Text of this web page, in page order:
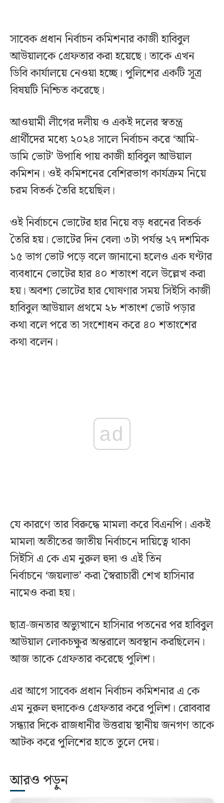
সাবেক প্রধান নির্বাচন কমিশনার কাজী হাবিবুল
আউয়ালকে গ্রেফতার করা হয়েছে। তাকে এখন
ডিবি কার্যালয়ে নেওয়া হচ্ছে। পুলিশের একটি সূত্র
বিষয়টি নিশ্চিত করেছে।
আওয়ামী লীগের দলীয় ও একই দলের স্বতন্ত্র
প্রার্থীদের মধ্যে ২০২৪ সালে নির্বাচন করে ‘আমি-
ডামি ভোট’ উপাধি পায় কাজী হাবিবুল আউয়াল
কমিশন। ওই কমিশনের বেশিরভাগ কার্যক্রম নিয়ে
চরম বিতর্ক তৈরি হয়েছিল।
ওই নির্বাচনে ভোটের হার নিয়ে বড় ধরনের বিতর্ক
তৈরি হয়। ভোটের দিন বেলা ৩টা পর্যন্ত ২৭ দশমিক
১৫ ভাগ ভোট পড়ে বলে জানানো হলেও এক ঘণ্টার
ব্যবধানে ভোটের হার ৪০ শতাংশ বলে উল্লেখ করা
হয়। অবশ্য ভোটের হার ঘোষণার সময় সিইসি কাজী
হাবিবুল আউয়াল প্রথমে ২৮ শতাংশ ভোট পড়ার
কথা বলে পরে তা সংশোধন করে ৪০ শতাংশের
কথা বলেন।
ad
যে কারণে তার বিরুদ্ধে মামলা করে বিএনপি। একই
মামলা অতীতের জাতীয় নির্বাচনে দায়িত্বে থাকা
সিইসি এ কে এম নুরুল হুদা ও এই তিন
নির্বাচনে ‘জয়লাভ’ করা স্বৈরাচারী শেখ হাসিনার
নামেও করা হয়।
ছাত্র-জনতার অভ্যুত্থানে হাসিনার পতনের পর হাবিবুল
আউয়াল লোকচক্ষুর অন্তরালে অবস্থান করছিলেন।
আজ তাকে গ্রেফতার করেছে পুলিশ।
এর আগে সাবেক প্রধান নির্বাচন কমিশনার এ কে
এম নুরুল হুদাকেও গ্রেফতার করে পুলিশ। রোববার
সন্ধ্যার দিকে রাজধানীর উত্তরায় স্থানীয় জনগণ তাকে
আটক করে পুলিশের হাতে তুলে দেয়।
আরও পড়ুন